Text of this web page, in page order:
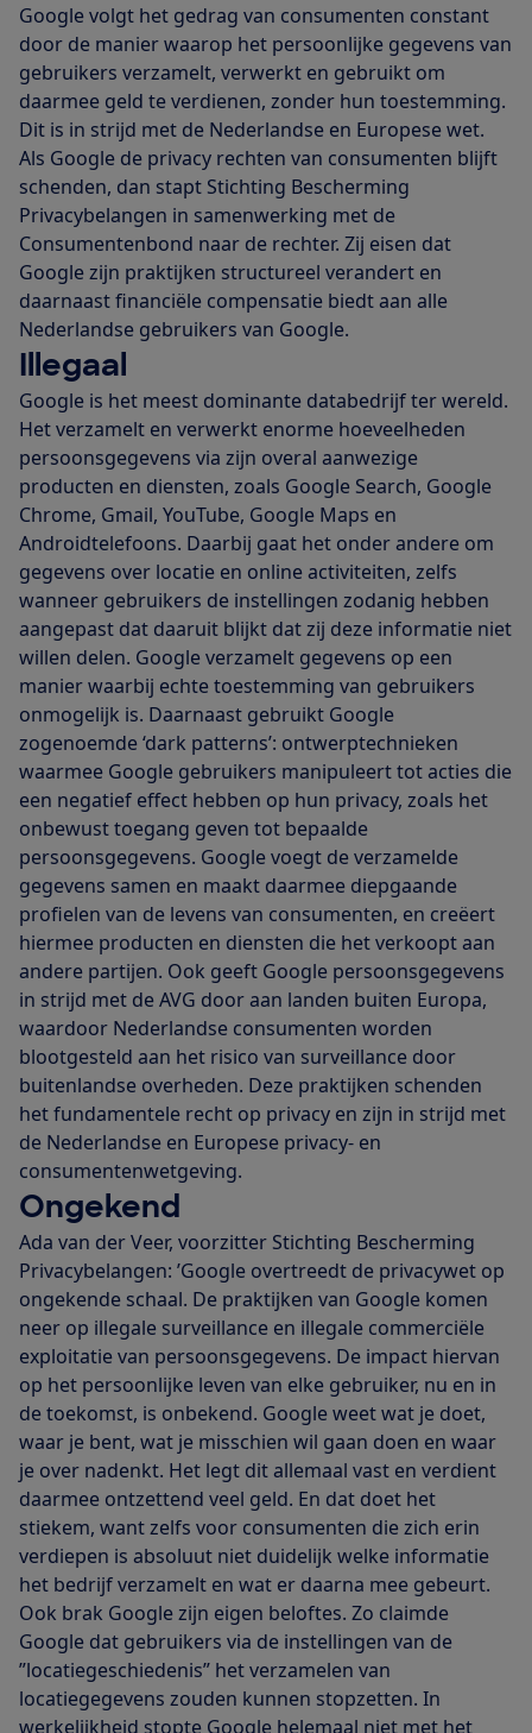
Google volgt het gedrag van consumenten constant
door de manier waarop het persoonlijke gegevens van
gebruikers verzamelt, verwerkt en gebruikt om
daarmee geld te verdienen, zonder hun toestemming.
Dit is in strijd met de Nederlandse en Europese wet.
Als Google de privacy rechten van consumenten blijft
schenden, dan stapt Stichting Bescherming
Privacybelangen in samenwerking met de
Consumentenbond naar de rechter. Zij eisen dat
Google zijn praktijken structureel verandert en
daarnaast financiële compensatie biedt aan alle
Nederlandse gebruikers van Google.
Illegaal
Google is het meest dominante databedrijf ter wereld.
Het verzamelt en verwerkt enorme hoeveelheden
persoonsgegevens via zijn overal aanwezige
producten en diensten, zoals Google Search, Google
Chrome, Gmail, YouTube, Google Maps en
Androidtelefoons. Daarbij gaat het onder andere om
gegevens over locatie en online activiteiten, zelfs
wanneer gebruikers de instellingen zodanig hebben
aangepast dat daaruit blijkt dat zij deze informatie niet
willen delen. Google verzamelt gegevens op een
manier waarbij echte toestemming van gebruikers
onmogelijk is. Daarnaast gebruikt Google
zogenoemde ‘dark patterns’: ontwerptechnieken
waarmee Google gebruikers manipuleert tot acties die
een negatief effect hebben op hun privacy, zoals het
onbewust toegang geven tot bepaalde
persoonsgegevens. Google voegt de verzamelde
gegevens samen en maakt daarmee diepgaande
profielen van de levens van consumenten, en creëert
hiermee producten en diensten die het verkoopt aan
andere partijen. Ook geeft Google persoonsgegevens
in strijd met de AVG door aan landen buiten Europa,
waardoor Nederlandse consumenten worden
blootgesteld aan het risico van surveillance door
buitenlandse overheden. Deze praktijken schenden
het fundamentele recht op privacy en zijn in strijd met
de Nederlandse en Europese privacy- en
consumentenwetgeving.
Ongekend
Ada van der Veer, voorzitter Stichting Bescherming
Privacybelangen: ’Google overtreedt de privacywet op
ongekende schaal. De praktijken van Google komen
neer op illegale surveillance en illegale commerciële
exploitatie van persoonsgegevens. De impact hiervan
op het persoonlijke leven van elke gebruiker, nu en in
de toekomst, is onbekend. Google weet wat je doet,
waar je bent, wat je misschien wil gaan doen en waar
je over nadenkt. Het legt dit allemaal vast en verdient
daarmee ontzettend veel geld. En dat doet het
stiekem, want zelfs voor consumenten die zich erin
verdiepen is absoluut niet duidelijk welke informatie
het bedrijf verzamelt en wat er daarna mee gebeurt.
Ook brak Google zijn eigen beloftes. Zo claimde
Google dat gebruikers via de instellingen van de
”locatiegeschiedenis” het verzamelen van
locatiegegevens zouden kunnen stopzetten. In
werkelijkheid stopte Google helemaal niet met het